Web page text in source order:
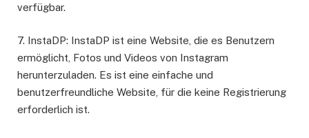
verfügbar.
7. InstaDP: InstaDP ist eine Website, die es Benutzern
ermöglicht, Fotos und Videos von Instagram
herunterzuladen. Es ist eine einfache und
benutzerfreundliche Website, für die keine Registrierung
erforderlich ist.